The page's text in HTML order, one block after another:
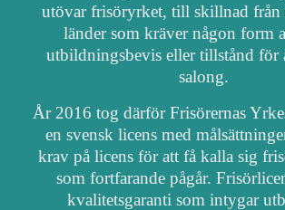
utövar frisöryrket, till skillnad från
länder som kräver någon form
utbildningsbevis eller tillstånd för
salong.
År 2016 tog därför Frisörernas
en svensk licens med
krav på licens för att få kalla sig
som fortfarande pågår.
kvalitetsgaranti som intygar